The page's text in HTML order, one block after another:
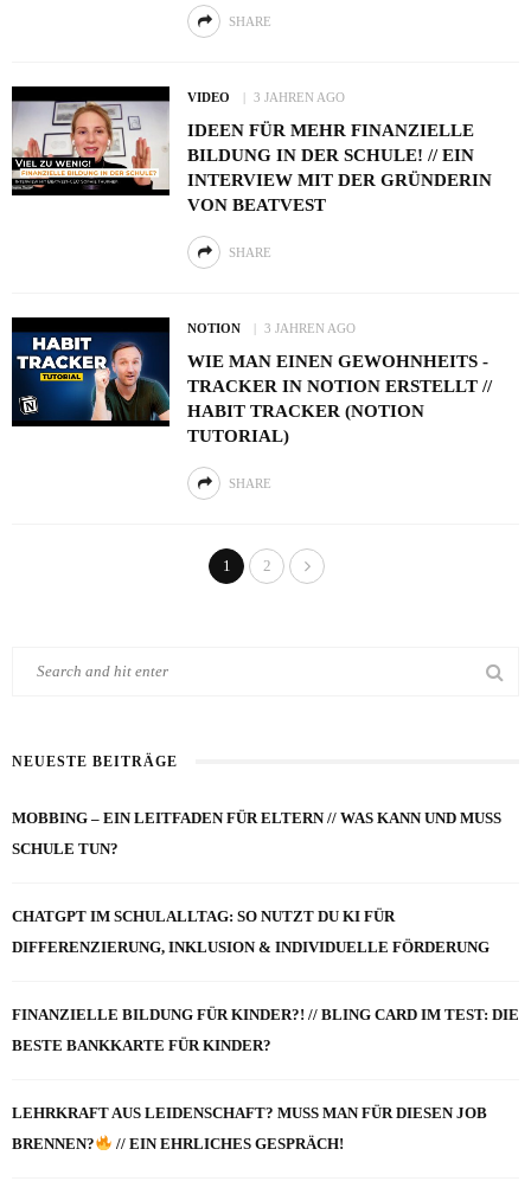
SHARE
VIDEO 3 JAHREN AGO
IDEEN FÜR MEHR FINANZIELLE
BILDUNG IN DER SCHULE! // EIN
INTERVIEW MIT DER GRÜNDERIN
VON BEATVEST
SHARE
NOTION 3 JAHREN AGO
WIE MAN EINEN GEWOHNHEITS -
TRACKER IN NOTION ERSTELLT //
HABIT TRACKER (NOTION
TUTORIAL)
SHARE
1 2
NEUESTE BEITRÄGE
MOBBING – EIN LEITFADEN FÜR ELTERN // WAS KANN UND MUSS
SCHULE TUN?
CHATGPT IM SCHULALLTAG: SO NUTZT DU KI FÜR
DIFFERENZIERUNG, INKLUSION & INDIVIDUELLE FÖRDERUNG
FINANZIELLE BILDUNG FÜR KINDER?! // BLING CARD IM TEST: DIE
BESTE BANKKARTE FÜR KINDER?
LEHRKRAFT AUS LEIDENSCHAFT? MUSS MAN FÜR DIESEN JOB
BRENNEN?
// EIN EHRLICHES GESPRÄCH!